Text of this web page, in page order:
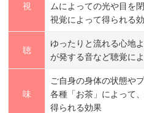
視
ムによっての光や目を
視覚によって得られる
聴
ゆったりと流れる心地
が発する音など聴覚に
味
ご自身の身体の状態や
各種「お茶」によって
得られる効果